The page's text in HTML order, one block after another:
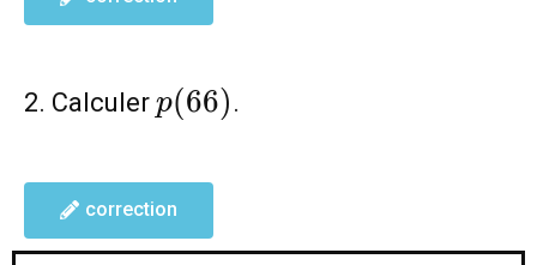
2. Calculer p(66)
p(66) .
correction